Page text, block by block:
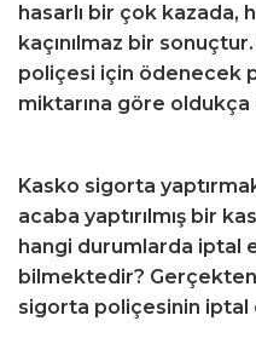
hasarlı bir çok kazada,
kaçınılmaz bir
poliçesi için ödenecek
miktarına göre oldukça
Kasko sigorta
acaba yaptırılmış bir
hangi durumlarda iptal
bilmektedir?
sigorta poliçesinin